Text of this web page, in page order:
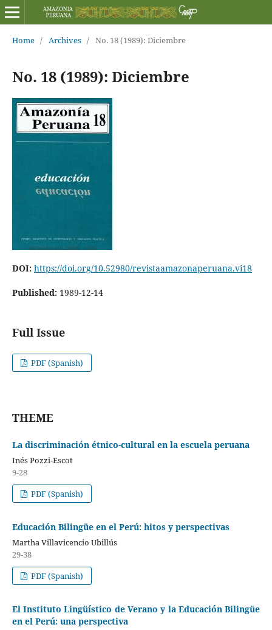
Home / Archives / No. 18 (1989): Diciembre
No. 18 (1989): Diciembre
DOI: https://doi.org/10.52980/revistaamazonaperuana.vi18
Published: 1989-12-14
Full Issue
PDF (Spanish)
THEME
La discriminación étnico-cultural en la escuela peruana
Inés Pozzi-Escot
9-28
PDF (Spanish)
Educación Bilingüe en el Perú: hitos y perspectivas
Martha Villavicencio Ubillús
29-38
PDF (Spanish)
El Instituto Lingüístico de Verano y la Educación Bilingüe
en el Perú: una perspectiva